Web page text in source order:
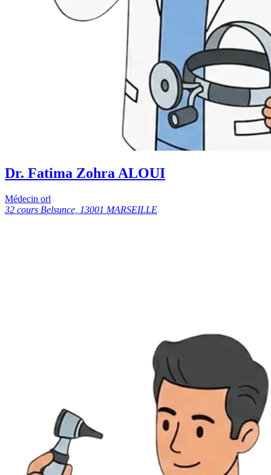
Dr. Fatima Zohra ALOUI
Médecin orl
32 cours Belsunce, 13001 MARSEILLE